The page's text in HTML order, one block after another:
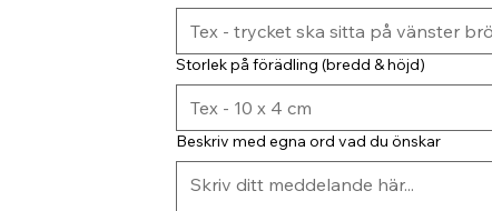
Storlek på förädling (bredd & höjd)
Beskriv med egna ord vad du önskar